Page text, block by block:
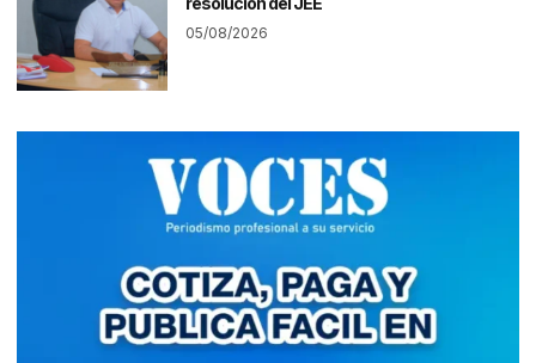
05/08/2026